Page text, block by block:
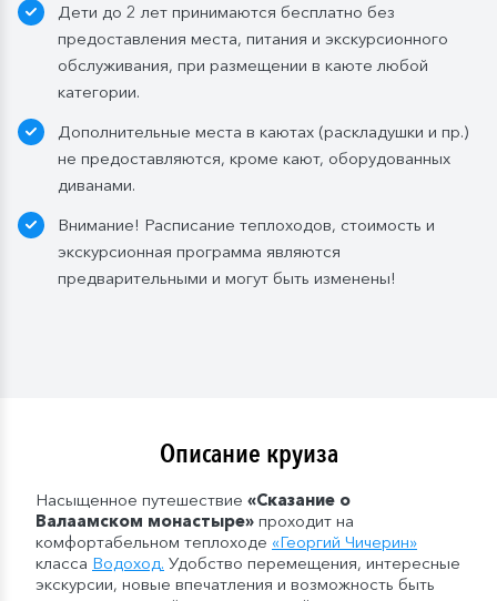
Стандартные каюты:
день посадки:
— в рейсах до 4 дней включительно: 1 бутылка (0,5
л.) при одноместном размещении, 1 бутылка (1,5 л.)
в 2- и 3-местном размещении;
— в рейсах от 5 дней до 10 дней включительно: 1
бутылка (1,5 л.);
— в рейсах от 16 до 20 дней включительно: 3
бутылки (1,5 л.);
Дети до 2 лет принимаются бесплатно без
предоставления места, питания и экскурсионного
обслуживания, при размещении в каюте любой
категории.
Дополнительные места в каютах (раскладушки и пр.)
не предоставляются, кроме кают, оборудованных
диванами.
Внимание! Расписание теплоходов, стоимость и
экскурсионная программа являются
предварительными и могут быть изменены!
Описание круиза
Насыщенное путешествие «Сказание о
Валаамском монастыре» проходит на
комфортабельном теплоходе «Георгий Чичерин»
класса Водоход. Удобство перемещения, интересные
экскурсии, новые впечатления и возможность быть